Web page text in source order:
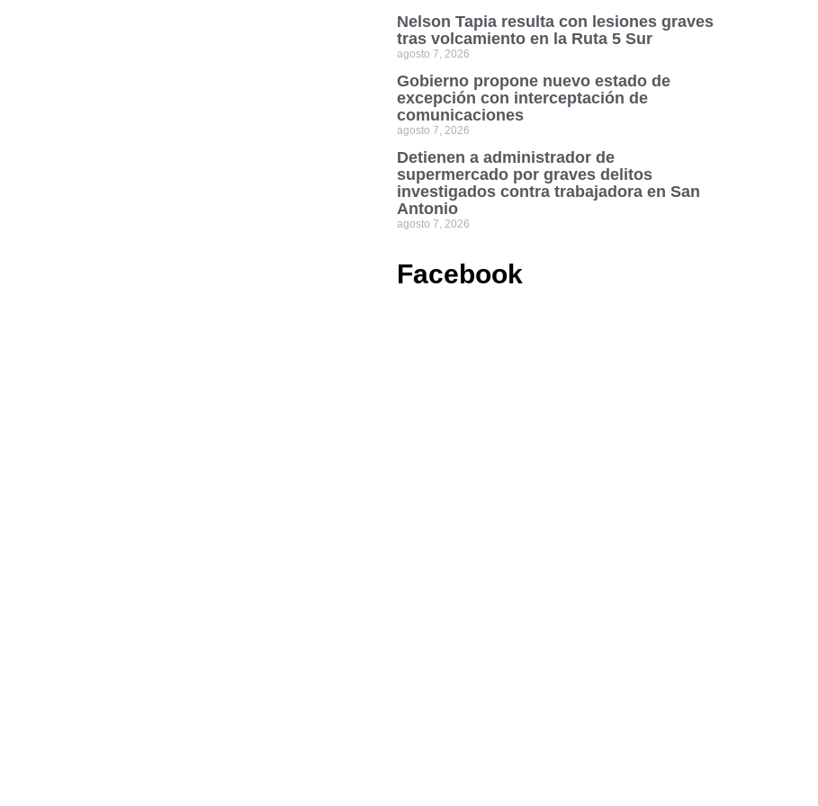
Nelson Tapia resulta con lesiones graves
tras volcamiento en la Ruta 5 Sur
agosto 7, 2026
Gobierno propone nuevo estado de
excepción con interceptación de
comunicaciones
agosto 7, 2026
Detienen a administrador de
supermercado por graves delitos
investigados contra trabajadora en San
Antonio
agosto 7, 2026
Facebook